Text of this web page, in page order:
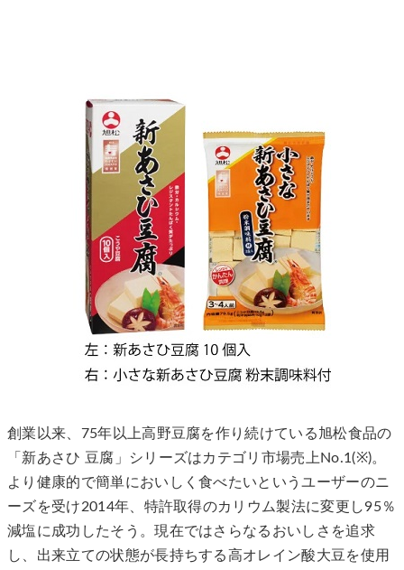
創業以来、75年以上⾼野⾖腐を作り続けている旭松⾷品の
「新あさひ ⾖腐」シリーズはカテゴリ市場売上No.1(※)。
より健康的で簡単においしく⾷べたいというユーザーのニ
ーズを受け2014年、特許取得のカリウム製法に変更し95％
減塩に成功したそう。現在ではさらなるおいしさを追求
し、出来⽴ての状態が⻑持ちする⾼オレイン酸⼤⾖を使⽤